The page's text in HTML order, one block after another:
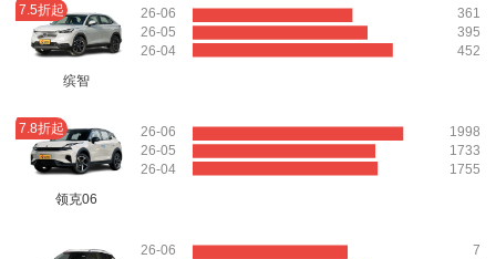
7.5折起
缤智
26-06
26-05
26-04
361
395
452
7.8折起
领克06
26-06
26-05
26-04
1998
1733
1755
26-06
7